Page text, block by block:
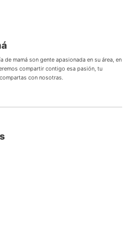
de mamá son gente apasionada en su área, en
compartir contigo esa pasión, tu
con nosotras.